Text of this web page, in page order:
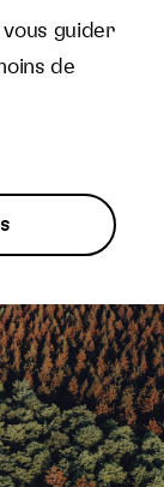
guider
de